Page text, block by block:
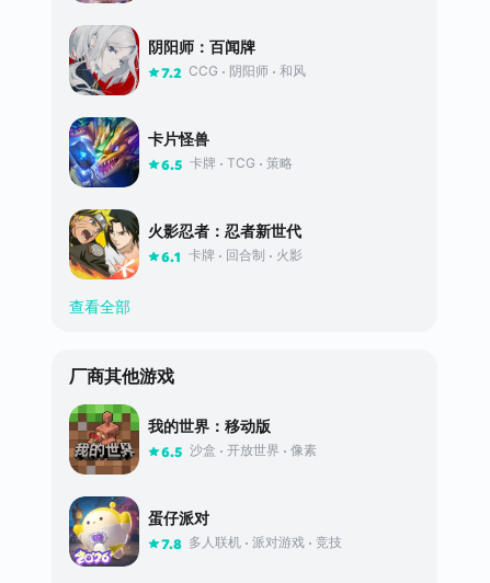
阴阳师：百闻牌
7.2 CCG 阴阳师 和风
卡片怪兽
6.5 卡牌 TCG 策略
火影忍者：忍者新世代
6.1 卡牌 回合制 火影
查看全部
厂商其他游戏
我的世界：移动版
6.5 沙盒 开放世界 像素
蛋仔派对
7.8 多人联机 派对游戏 竞技